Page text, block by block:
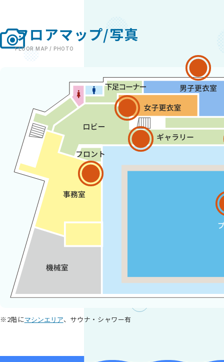
フロアマップ/写真
FLOOR MAP / PHOTO
※2階にマシンエリア、サウナ・シャワー有